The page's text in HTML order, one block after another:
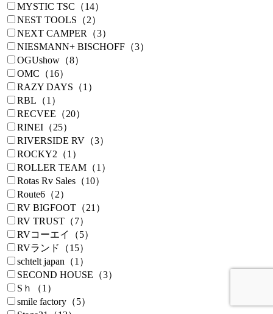
MYSTIC TSC（14）
NEST TOOLS（2）
NEXT CAMPER（3）
NIESMANN+ BISCHOFF（3）
OGUshow（8）
OMC（16）
RAZY DAYS（1）
RBL（1）
RECVEE（20）
RINEI（25）
RIVERSIDE RV（3）
ROCKY2（1）
ROLLER TEAM（1）
Rotas Rv Sales（10）
Route6（2）
RV BIGFOOT（21）
RV TRUST（7）
RVコーエイ（5）
RVランド（15）
schtelt japan（1）
SECOND HOUSE（3）
Sｈ（1）
smile factory（5）